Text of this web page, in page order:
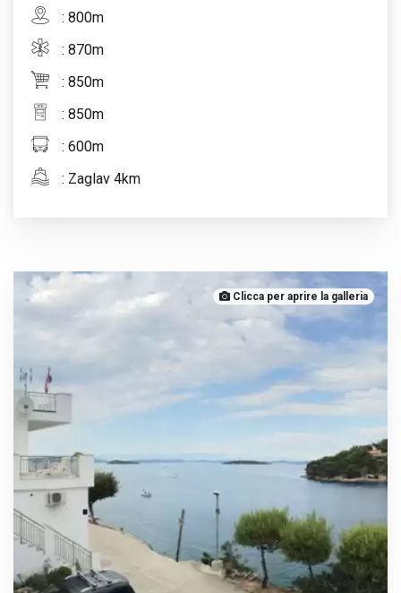
: 800m
: 870m
: 850m
: 850m
: 600m
: Zaglav 4km
Clicca per aprire la galleria